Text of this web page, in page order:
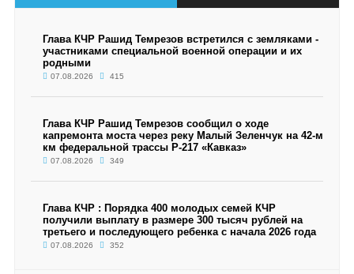
Глава КЧР Рашид Темрезов встретился с земляками -
участниками специальной военной операции и их
родными
07.08.2026 415
Глава КЧР Рашид Темрезов сообщил о ходе
капремонта моста через реку Малый Зеленчук на 42-м
км федеральной трассы Р-217 «Кавказ»
07.08.2026 349
Глава КЧР : Порядка 400 молодых семей КЧР
получили выплату в размере 300 тысяч рублей на
третьего и последующего ребенка с начала 2026 года
07.08.2026 352